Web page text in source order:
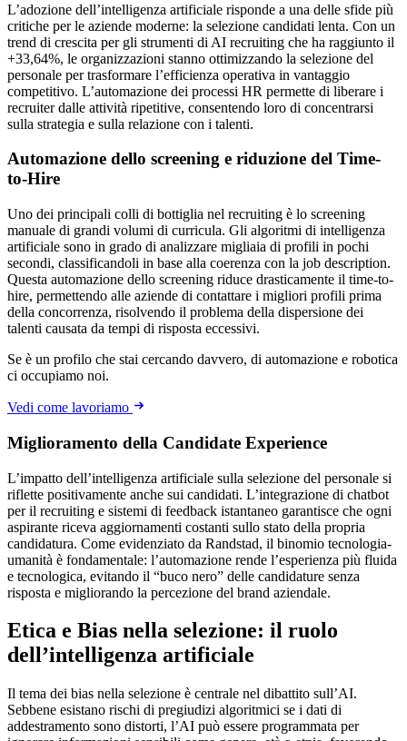
L’adozione dell’intelligenza artificiale risponde a una delle sfide più
critiche per le aziende moderne: la selezione candidati lenta. Con un
trend di crescita per gli strumenti di AI recruiting che ha raggiunto il
+33,64%, le organizzazioni stanno ottimizzando la selezione del
personale per trasformare l’efficienza operativa in vantaggio
competitivo. L’automazione dei processi HR permette di liberare i
recruiter dalle attività ripetitive, consentendo loro di concentrarsi
sulla strategia e sulla relazione con i talenti.
Automazione dello screening e riduzione del Time-
to-Hire
Uno dei principali colli di bottiglia nel recruiting è lo screening
manuale di grandi volumi di curricula. Gli algoritmi di intelligenza
artificiale sono in grado di analizzare migliaia di profili in pochi
secondi, classificandoli in base alla coerenza con la job description.
Questa automazione dello screening riduce drasticamente il time-to-
hire, permettendo alle aziende di contattare i migliori profili prima
della concorrenza, risolvendo il problema della dispersione dei
talenti causata da tempi di risposta eccessivi.
Se è un profilo che stai cercando davvero, di automazione e robotica
ci occupiamo noi.
Vedi come lavoriamo
Miglioramento della Candidate Experience
L’impatto dell’intelligenza artificiale sulla selezione del personale si
riflette positivamente anche sui candidati. L’integrazione di chatbot
per il recruiting e sistemi di feedback istantaneo garantisce che ogni
aspirante riceva aggiornamenti costanti sullo stato della propria
candidatura. Come evidenziato da Randstad, il binomio tecnologia-
umanità è fondamentale: l’automazione rende l’esperienza più fluida
e tecnologica, evitando il “buco nero” delle candidature senza
risposta e migliorando la percezione del brand aziendale.
Etica e Bias nella selezione: il ruolo
dell’intelligenza artificiale
Il tema dei bias nella selezione è centrale nel dibattito sull’AI.
Sebbene esistano rischi di pregiudizi algoritmici se i dati di
addestramento sono distorti, l’AI può essere programmata per